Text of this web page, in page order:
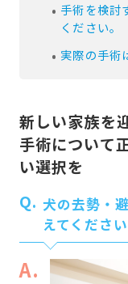
手術を検討
ください。
実際の手術
新しい家族を
手術について
い選択を
Q. 犬の去勢・
えてください
A.